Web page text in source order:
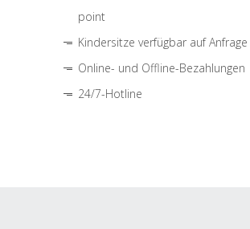
point
Kindersitze verfügbar auf Anfrage
Online- und Offline-Bezahlungen
24/7-Hotline